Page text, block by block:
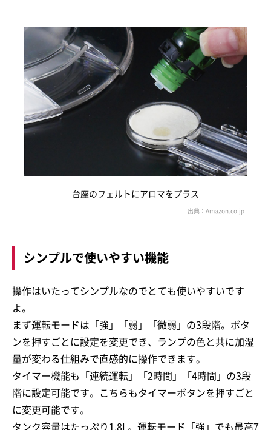
台座のフェルトにアロマをプラス
シンプルで使いやすい機能
操作はいたってシンプルなのでとても使いやすいです
よ。
まず運転モードは「強」「弱」「微弱」の3段階。ボタ
ンを押すごとに設定を変更でき、ランプの色と共に加湿
量が変わる仕組みで直感的に操作できます。
タイマー機能も「連続運転」「2時間」「4時間」の3段
階に設定可能です。こちらもタイマーボタンを押すごと
に変更可能です。
タンク容量はたっぷり1.8L。運転モード「強」でも最高7